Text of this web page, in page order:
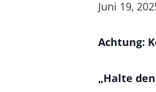
Juni 19,
Achtung:
„Halte